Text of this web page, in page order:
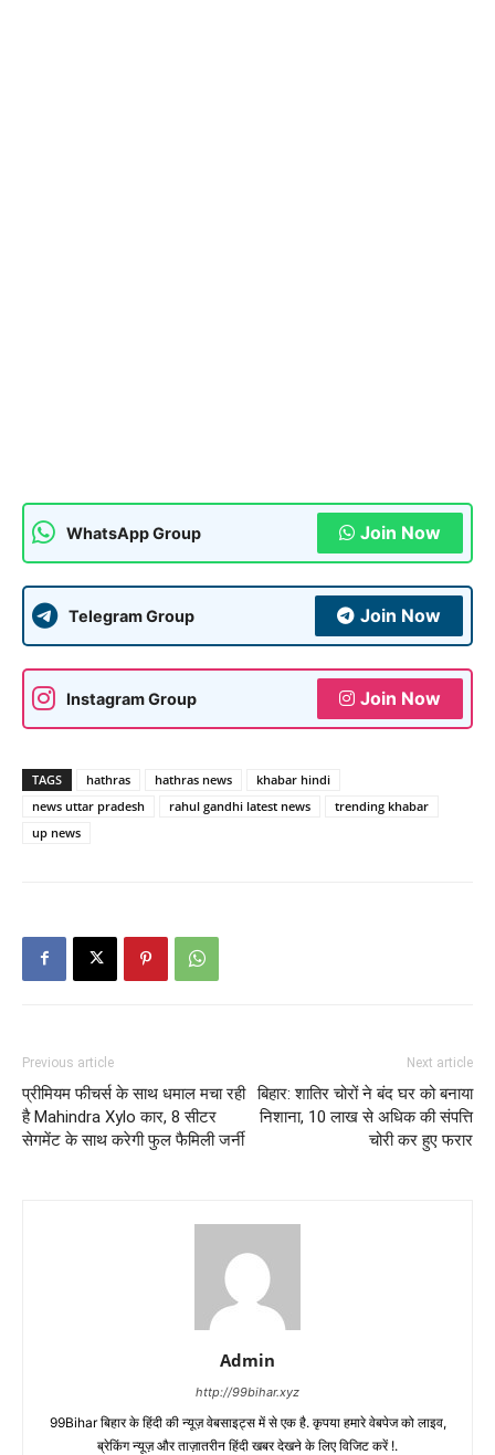
WhatsApp Group Join Now
Telegram Group Join Now
Instagram Group Join Now
TAGS hathras hathras news
khabar hindi
news uttar pradesh
rahul gandhi latest news
trending khabar
up news
Previous article
प्रीमियम फीचर्स के साथ धमाल मचा रही
है Mahindra Xylo कार, 8 सीटर
सेगमेंट के साथ करेगी फुल फैमिली जर्नी
Next article
बिहार: शातिर चोरों ने बंद घर को बनाया
निशाना, 10 लाख से अधिक की संपत्ति
चोरी कर हुए फरार
Admin
http://99bihar.xyz
99Bihar बिहार के हिंदी की न्यूज़ वेबसाइट्स में से एक है. कृपया हमारे वेबपेज को लाइव,
ब्रेकिंग न्यूज़ और ताज़ातरीन हिंदी खबर देखने के लिए विजिट करें !.